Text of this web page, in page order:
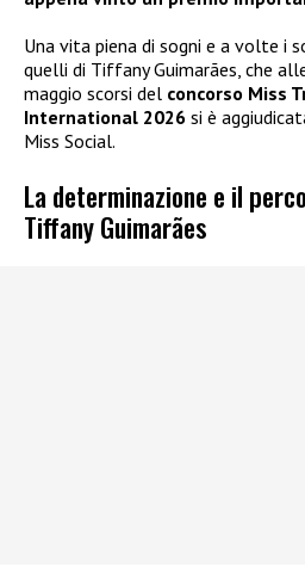
Una vita piena di sogni e a volte i
quelli di Tiffany Guimarães, che
maggio scorsi del concorso Miss
International 2026 si è
Miss Social.
La determinazione e il
Tiffany Guimarães